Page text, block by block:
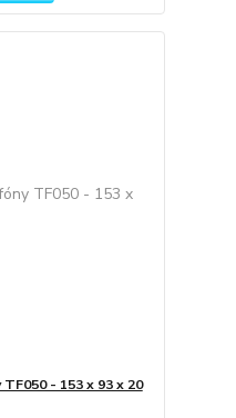
- 153 x 93 x 20